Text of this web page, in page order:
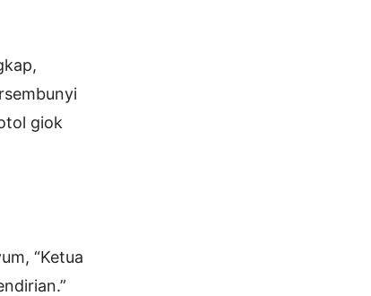
giok
“Ketua